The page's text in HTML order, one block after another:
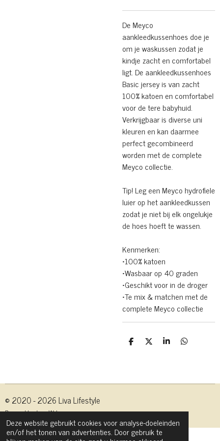
Deze website gebruikt cookies voor analyse-doeleinden
en/of het tonen van advertenties. Door gebruik te
De Meyco
aankleedkussenhoes doe je
om je waskussen zodat je
kindje zacht en comfortabel
ligt. De aankleedkussenhoes
Basic jersey is van zacht
100% katoen en comfortabel
voor de tere babyhuid.
Verkrijgbaar is diverse uni
kleuren en kan daarmee
perfect gecombineerd
worden met de complete
Meyco collectie.
Tip! Leg een Meyco hydrofiele
luier op het aankleedkussen
zodat je niet bij elk ongelukje
de hoes hoeft te wassen.
Kenmerken:
•100% katoen
•Wasbaar op 40 graden
•Geschikt voor in de droger
•Te mix & matchen met de
complete Meyco collectie
D D S D
© 2020 - 2026 Liva Lifestyle
Powered byJouwWeb